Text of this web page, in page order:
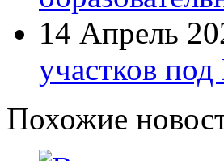
14 Апрель
участков
Похожие